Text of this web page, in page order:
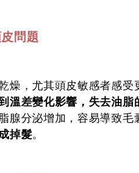
問題
燥，尤其頭皮敏感者感
溫差變化影響，失去油
腺分泌增加，容易導致
掉髮。